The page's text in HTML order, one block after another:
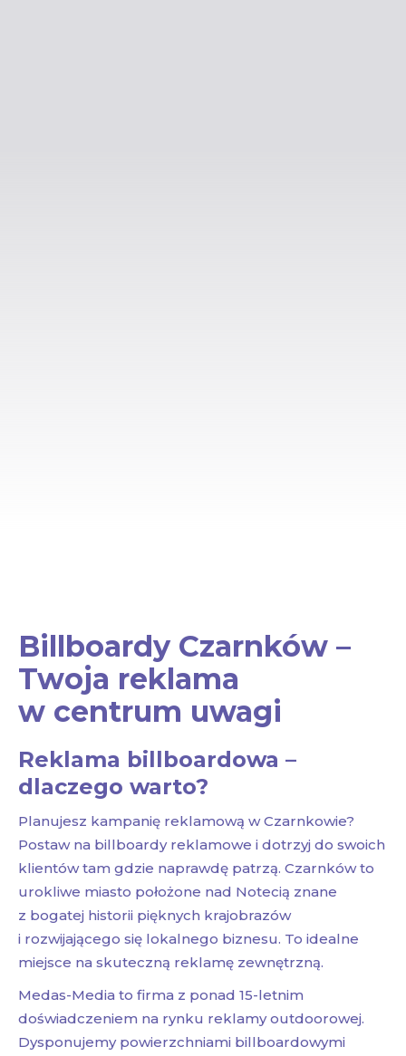
Billboardy Czarnków –
Twoja reklama
w centrum uwagi
Reklama billboardowa –
dlaczego warto?
Planujesz kampanię reklamową w Czarnkowie?
Postaw na billboardy reklamowe i dotrzyj do swoich
klientów tam gdzie naprawdę patrzą. Czarnków to
urokliwe miasto położone nad Notecią znane
z bogatej historii pięknych krajobrazów
i rozwijającego się lokalnego biznesu. To idealne
miejsce na skuteczną reklamę zewnętrzną.
Medas-Media to firma z ponad 15-letnim
doświadczeniem na rynku reklamy outdoorowej.
Dysponujemy powierzchniami billboardowymi